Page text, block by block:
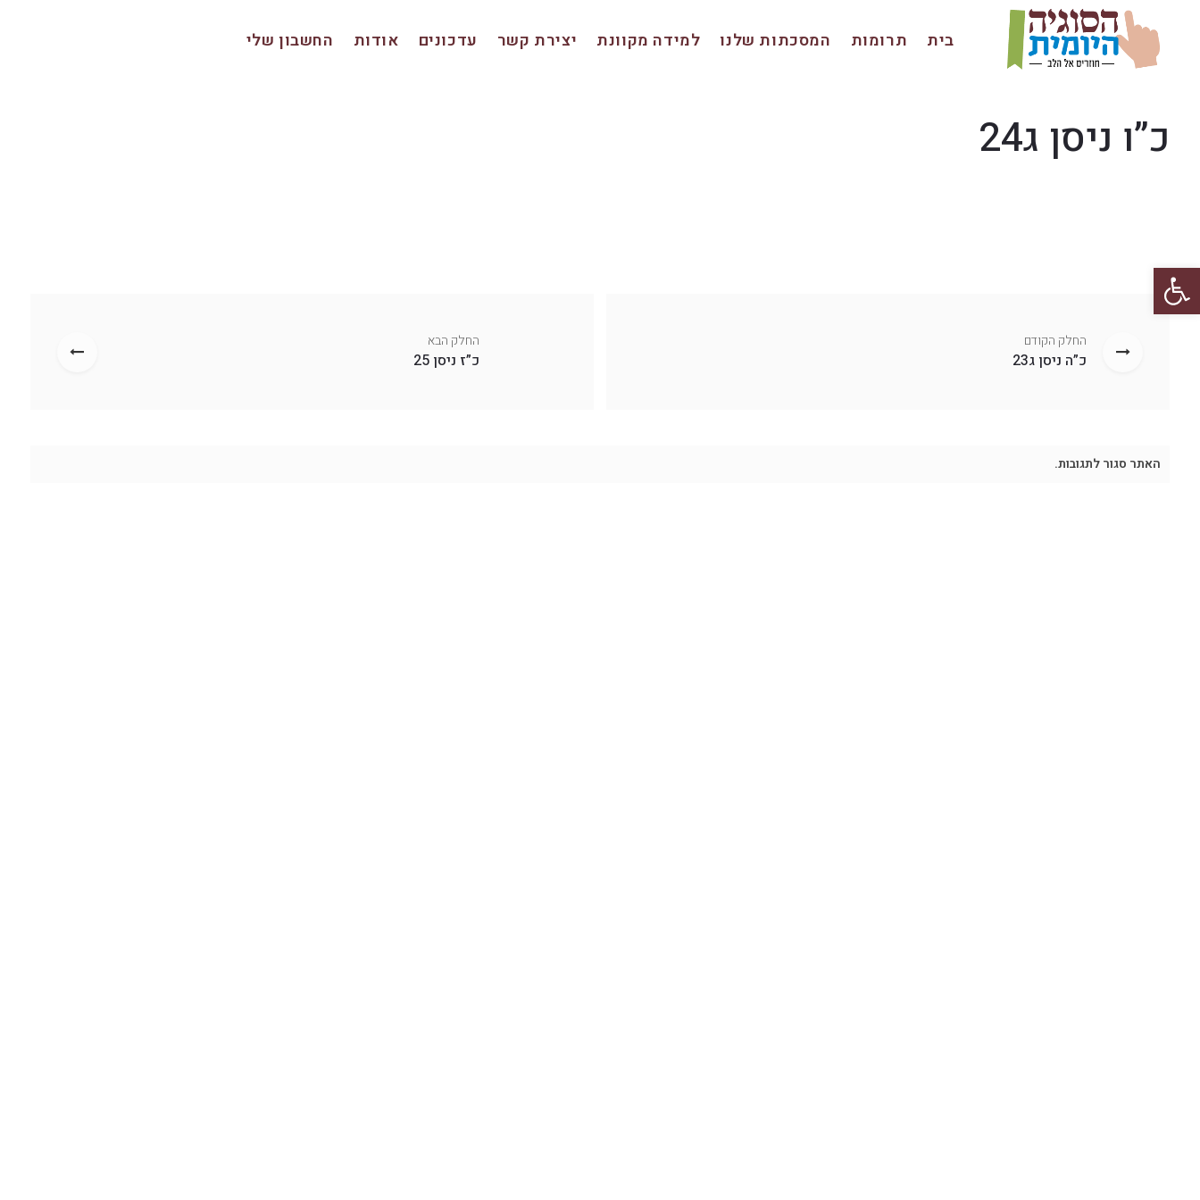
פתח סרגל נגישות
בית תרומות המסכתות שלנו למידה מקוונת יצירת קשר עדכונים אודות החשבון שלי
כ”ו ניסן ג24
החלק הבא
כ”ז ניסן 25
החלק הקודם
כ”ה ניסן ג23
האתר סגור לתגובות.